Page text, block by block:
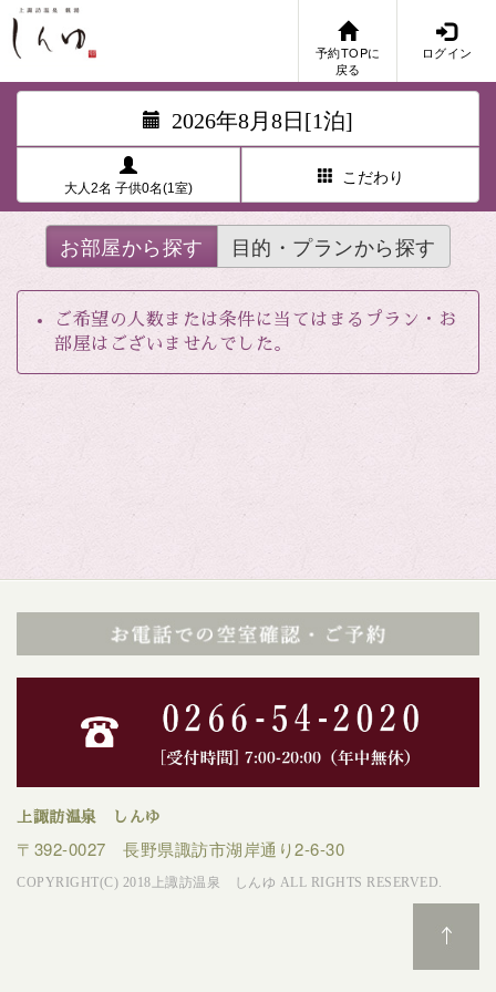
予約TOPに
戻る
ログイン
2026年8月8日[1泊]
大人2名 子供0名(1室)
こだわり
お部屋から探す 目的・プランから探す
ご希望の人数または条件に当てはまるプラン・お
部屋はございませんでした。
上諏訪温泉 しんゆ
〒392-0027 長野県諏訪市湖岸通り2-6-30
COPYRIGHT(C) 2018上諏訪温泉 しんゆ ALL RIGHTS RESERVED.